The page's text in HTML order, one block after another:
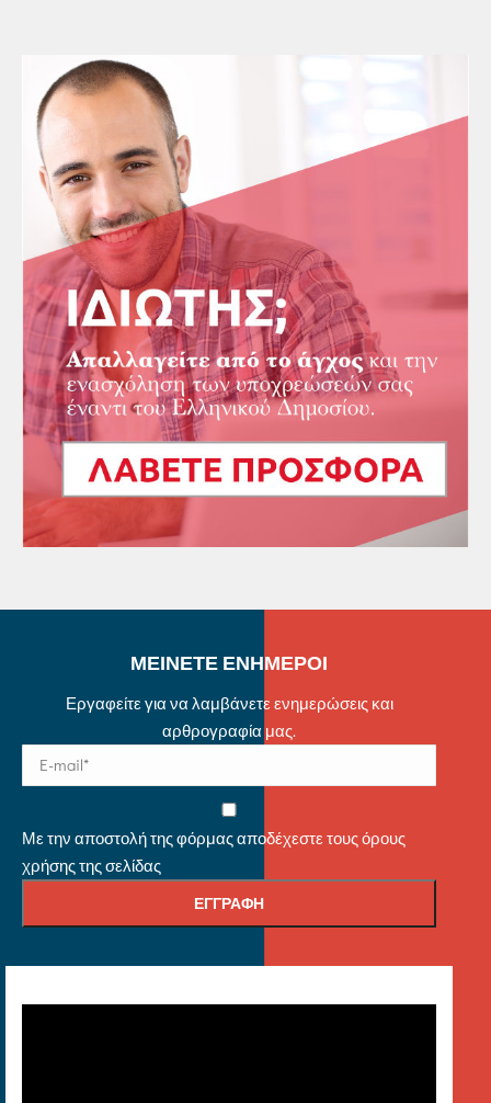
ΜΕΙΝΕΤΕ ΕΝΗΜΕΡΟΙ
Εργαφείτε για να λαμβάνετε ενημερώσεις και
αρθρογραφία μας.
Με την αποστολή της φόρμας αποδέχεστε τους όρους
χρήσης της σελίδας